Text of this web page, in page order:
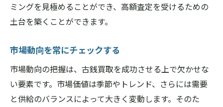
ミングを見極めることができ、高額査定を受けるための
土台を築くことができます。
市場動向を常にチェックする
市場動向の把握は、古銭買取を成功させる上で欠かせな
い要素です。市場価値は季節やトレンド、さらには需要
と供給のバランスによって大きく変動します。そのた